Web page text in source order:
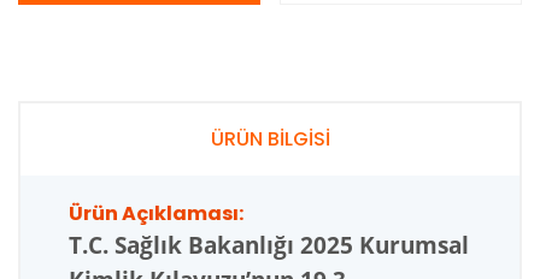
ÜRÜN BİLGİSİ
Ürün Açıklaması:
T.C. Sağlık Bakanlığı 2025 Kurumsal